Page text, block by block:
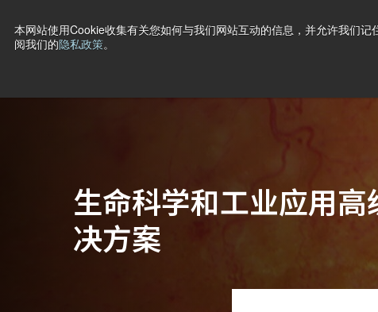
本网站使用Cookie收集有关您如何与我们网站互动的信息，并允许我们
阅我们的隐私政策。
生命科学和工业应用
决方案